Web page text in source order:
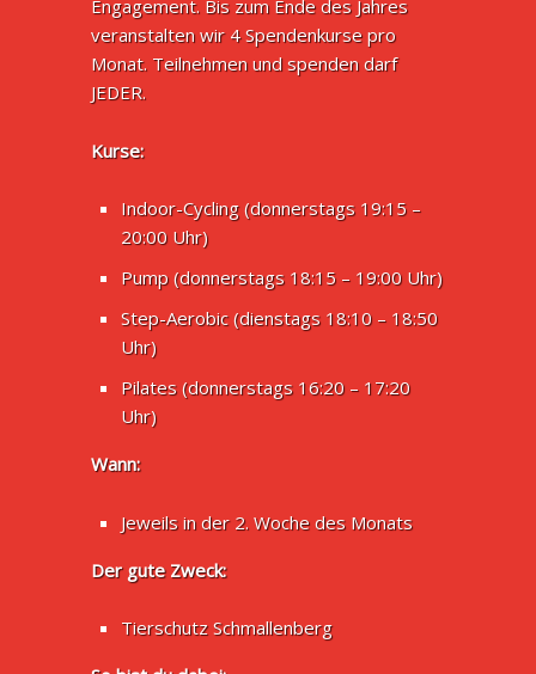
Engagement. Bis zum Ende des Jahres
veranstalten wir 4 Spendenkurse pro
Monat. Teilnehmen und spenden darf
JEDER.
Kurse:
Indoor-Cycling (donnerstags 19:15 –
20:00 Uhr)
Pump (donnerstags 18:15 – 19:00 Uhr)
Step-Aerobic (dienstags 18:10 – 18:50
Uhr)
Pilates (donnerstags 16:20 – 17:20
Uhr)
Wann:
Jeweils in der 2. Woche des Monats
Der gute Zweck:
Tierschutz Schmallenberg